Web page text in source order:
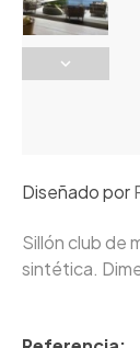
Diseñado por
Sillón club de
sintética.